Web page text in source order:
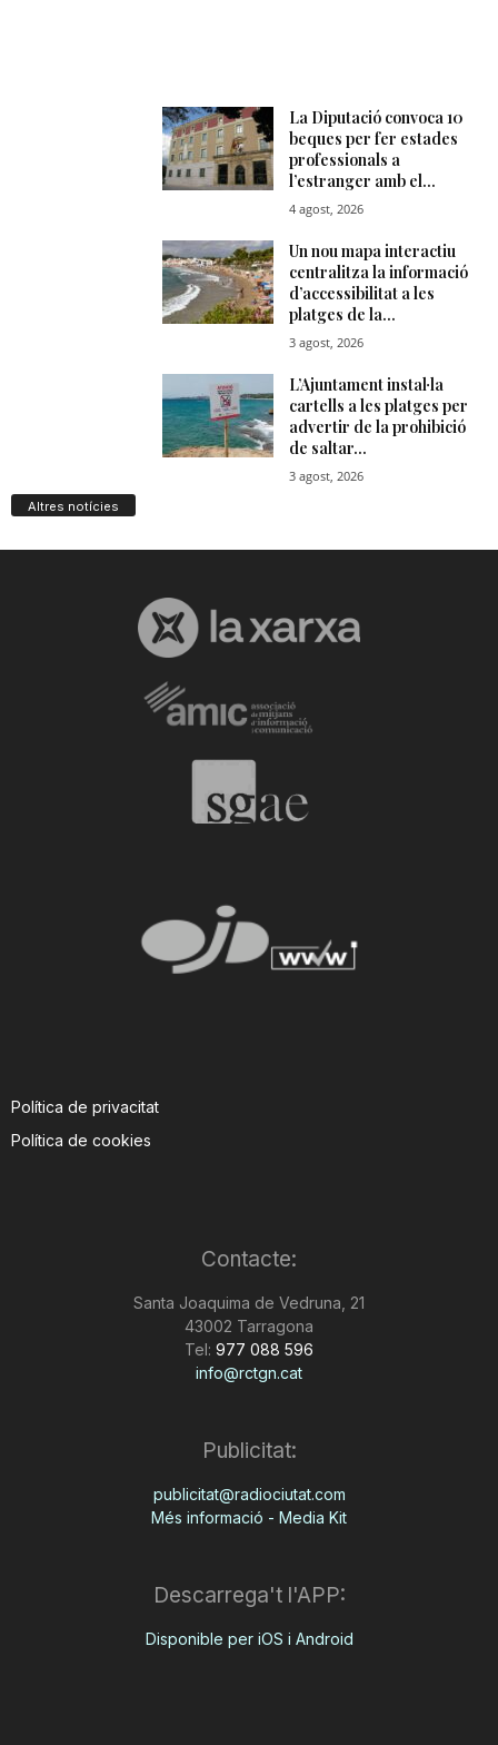
Altres notícies
Política de privacitat
Política de cookies
Contacte:
Santa Joaquima de Vedruna, 21
43002 Tarragona
Tel: 977 088 596
info@rctgn.cat
Publicitat:
publicitat@radiociutat.com
Més informació - Media Kit
Descarrega't l'APP:
Disponible per iOS i Android